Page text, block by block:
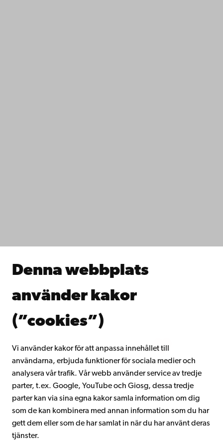
Denna webbplats
använder kakor
(”cookies”)
Vi använder kakor för att anpassa innehållet till
användarna, erbjuda funktioner för sociala medier och
analysera vår trafik. Vår webb använder service av tredje
parter, t.ex. Google, YouTube och Giosg, dessa tredje
parter kan via sina egna kakor samla information om dig
som de kan kombinera med annan information som du har
gett dem eller som de har samlat in när du har använt deras
tjänster.
Samarbeta med oss
Kontinuerligt lärande
Gå med i Åbo Akademis alumnnätverk
Intranätet
Facebook InstagramYouTube LinkedIn Blog Snapchat